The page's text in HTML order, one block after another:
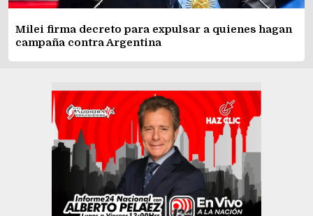
Milei firma decreto para expulsar a quienes hagan
campaña contra Argentina